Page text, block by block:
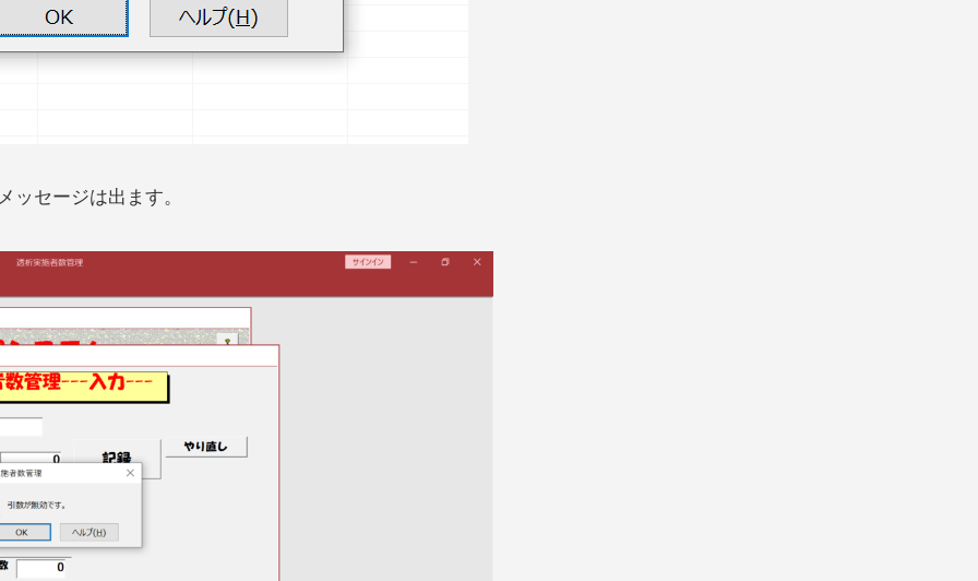
ッセージは出ます。